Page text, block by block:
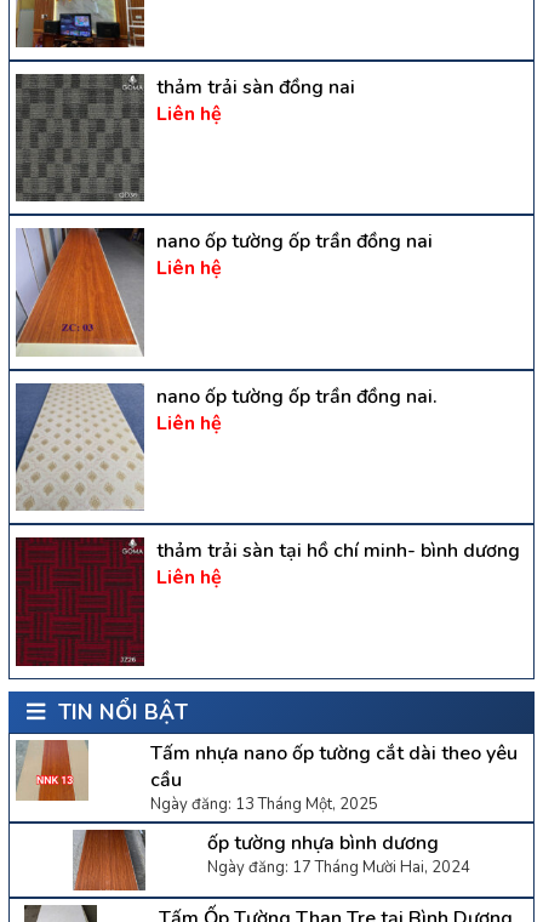
thảm trải sàn đồng nai
Liên hệ
nano ốp tường ốp trần đồng nai
Liên hệ
nano ốp tường ốp trần đồng nai.
Liên hệ
thảm trải sàn tại hồ chí minh- bình dương
Liên hệ
TIN NỔI BẬT
Tấm nhựa nano ốp tường cắt dài theo yêu
cầu
Ngày đăng: 13 Tháng Một, 2025
ốp tường nhựa bình dương
Ngày đăng: 17 Tháng Mười Hai, 2024